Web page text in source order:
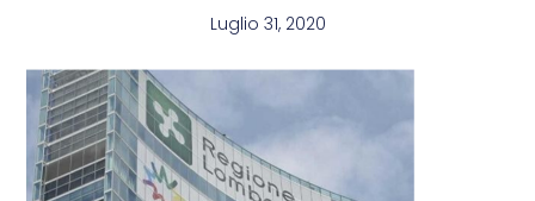
Luglio 31, 2020